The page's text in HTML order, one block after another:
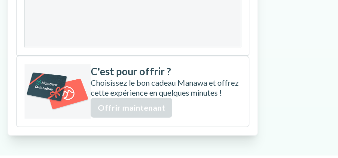
C'est pour offrir ?
Choisissez le bon cadeau Manawa et offrez
cette expérience en quelques minutes !
Offrir maintenant